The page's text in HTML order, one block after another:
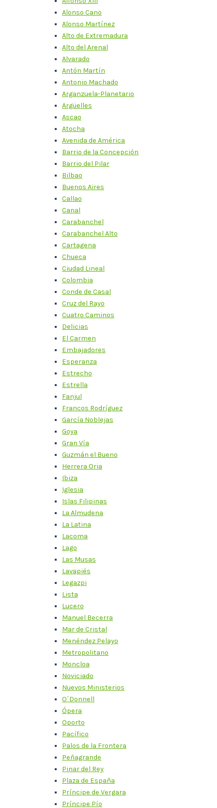
Alonso Cano
Alonso Martínez
Alto de Extremadura
Alto del Arenal
Alvarado
Antón Martín
Antonio Machado
Arganzuela-Planetario
Argüelles
Ascao
Atocha
Avenida de América
Barrio de la Concepción
Barrio del Pilar
Bilbao
Buenos Aires
Callao
Canal
Carabanchel
Carabanchel Alto
Cartagena
Chueca
Ciudad Lineal
Colombia
Conde de Casal
Cruz del Rayo
Cuatro Caminos
Delicias
El Carmen
Embajadores
Esperanza
Estrecho
Estrella
Fanjul
Francos Rodríguez
García Noblejas
Goya
Gran Vía
Guzmán el Bueno
Herrera Oria
Ibiza
Iglesia
Islas Filipinas
La Almudena
La Latina
Lacoma
Lago
Las Musas
Lavapiés
Legazpi
Lista
Lucero
Manuel Becerra
Mar de Cristal
Menéndez Pelayo
Metropolitano
Moncloa
Noviciado
Nuevos Ministerios
O´Donnell
Ópera
Oporto
Pacífico
Palos de la Frontera
Peñagrande
Pinar del Rey
Plaza de España
Príncipe de Vergara
Príncipe Pío